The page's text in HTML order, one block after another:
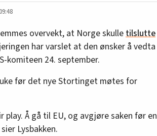
overvekt, at Norge skulletilslutte
har varslet at den ønsker å vedta
komiteen 24. september.
før det nye Stortinget møtes for
Å gå til EU, og avgjøre saken før en
Lysbakken.